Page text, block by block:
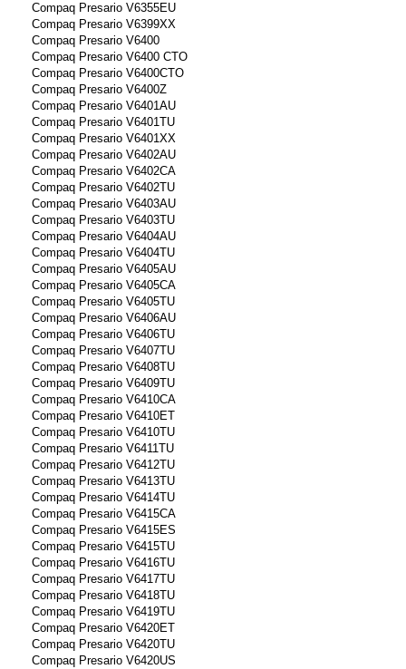
Compaq Presario V6355EU
Compaq Presario V6399XX
Compaq Presario V6400
Compaq Presario V6400 CTO
Compaq Presario V6400CTO
Compaq Presario V6400Z
Compaq Presario V6401AU
Compaq Presario V6401TU
Compaq Presario V6401XX
Compaq Presario V6402AU
Compaq Presario V6402CA
Compaq Presario V6402TU
Compaq Presario V6403AU
Compaq Presario V6403TU
Compaq Presario V6404AU
Compaq Presario V6404TU
Compaq Presario V6405AU
Compaq Presario V6405CA
Compaq Presario V6405TU
Compaq Presario V6406AU
Compaq Presario V6406TU
Compaq Presario V6407TU
Compaq Presario V6408TU
Compaq Presario V6409TU
Compaq Presario V6410CA
Compaq Presario V6410ET
Compaq Presario V6410TU
Compaq Presario V6411TU
Compaq Presario V6412TU
Compaq Presario V6413TU
Compaq Presario V6414TU
Compaq Presario V6415CA
Compaq Presario V6415ES
Compaq Presario V6415TU
Compaq Presario V6416TU
Compaq Presario V6417TU
Compaq Presario V6418TU
Compaq Presario V6419TU
Compaq Presario V6420ET
Compaq Presario V6420TU
Compaq Presario V6420US